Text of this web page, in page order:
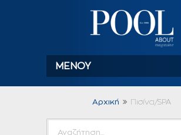
ΜΕΝΟΎ
Αρχική Πισίνα/SPA